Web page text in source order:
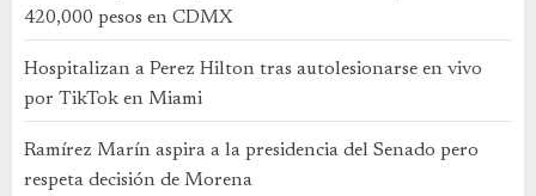
420,000 pesos en CDMX
Hospitalizan a Perez Hilton tras autolesionarse en vivo
por TikTok en Miami
Ramírez Marín aspira a la presidencia del Senado pero
respeta decisión de Morena